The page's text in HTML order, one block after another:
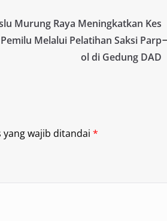
Murung Raya Meningkatkan Kes
Melalui Pelatihan Saksi Parp
ol di Gedung DAD
yang wajib ditandai *